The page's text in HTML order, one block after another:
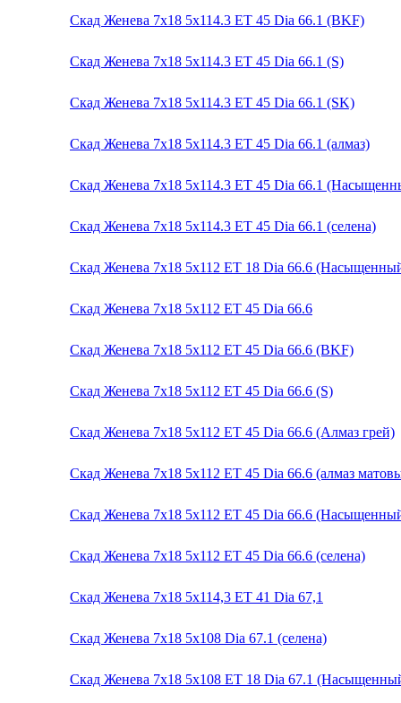
Скад Женева 7x18 5x114.3 ET 45 Dia 66.1 (BKF)
Скад Женева 7x18 5x114.3 ET 45 Dia 66.1 (S)
Скад Женева 7x18 5x114.3 ET 45 Dia 66.1 (SK)
Скад Женева 7x18 5x114.3 ET 45 Dia 66.1 (алмаз)
Скад Женева 7x18 5x114.3 ET 45 Dia 66.1
Скад Женева 7x18 5x114.3 ET 45 Dia 66.1 (селена)
Скад Женева 7x18 5x112 ET 18 Dia 66.6
Скад Женева 7x18 5x112 ET 45 Dia 66.6
Скад Женева 7x18 5x112 ET 45 Dia 66.6 (BKF)
Скад Женева 7x18 5x112 ET 45 Dia 66.6 (S)
Скад Женева 7x18 5x112 ET 45 Dia 66.6 (Алмаз грей)
Скад Женева 7x18 5x112 ET 45 Dia 66.6 (алмаз
Скад Женева 7x18 5x112 ET 45 Dia 66.6
Скад Женева 7x18 5x112 ET 45 Dia 66.6 (селена)
Скад Женева 7x18 5x114,3 ET 41 Dia 67,1
Скад Женева 7x18 5x108 Dia 67.1 (селена)
Скад Женева 7x18 5x108 ET 18 Dia 67.1